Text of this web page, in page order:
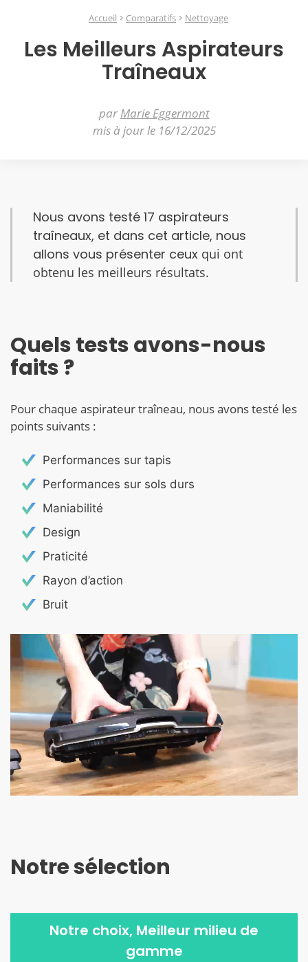
Accueil Comparatifs Nettoyage
Les Meilleurs Aspirateurs
Traîneaux
par Marie Eggermont
mis à jour le 16/12/2025
Nous avons testé 17 aspirateurs
traîneaux, et dans cet article, nous
allons vous présenter ceux qui ont
obtenu les meilleurs résultats.
Quels tests avons-nous
faits ?
Pour chaque aspirateur traîneau, nous avons testé les
points suivants :
Performances sur tapis
Performances sur sols durs
Maniabilité
Design
Praticité
Rayon d’action
Bruit
Notre sélection
Notre choix, Meilleur milieu de
gamme